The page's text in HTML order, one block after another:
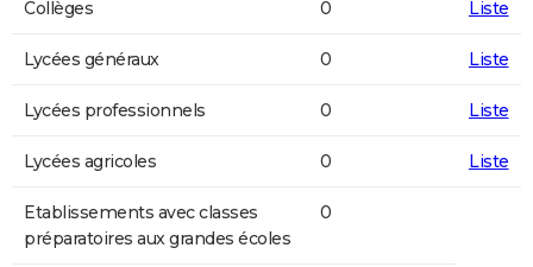
Collèges 0 Liste
Lycées généraux 0 Liste
Lycées professionnels 0 Liste
Lycées agricoles 0 Liste
Etablissements avec classes
préparatoires aux grandes écoles
0